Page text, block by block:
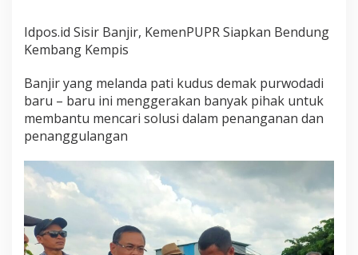
Idpos.id Sisir Banjir, KemenPUPR Siapkan Bendung
Kembang Kempis
Banjir yang melanda pati kudus demak purwodadi
baru – baru ini menggerakan banyak pihak untuk
membantu mencari solusi dalam penanganan dan
penanggulangan